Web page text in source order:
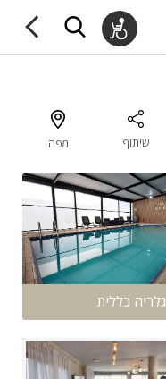
שיתוף מפה
גלריה כללית